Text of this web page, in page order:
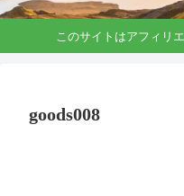
このサイトはアフィリ
goods008